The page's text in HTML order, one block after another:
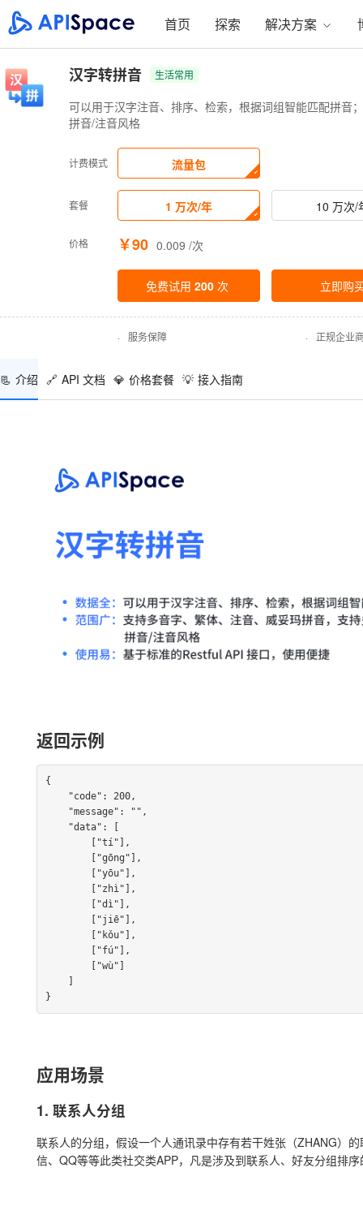
首页 探索 解决方案
汉字转拼音 生活常用
可以用于汉字注音、排序、检索，根据词组智能匹配拼音
拼音/注音风格
计费模式 流量包
套餐 1 万次/年 10 万次/
价格 ￥90 0.009 /次
免费试用 200 次 立即购
· 服务保障 · 正规企业
📃 介绍 🔗 API 文档 💎 价格套餐 💡 接入指南
返回示例
{
}
应用场景
1. 联系人分组
联系人的分组，假设一个人通讯录中存有若干姓张（ZHANG）
信、QQ等等此类社交类APP，凡是涉及到联系人、好友分组排